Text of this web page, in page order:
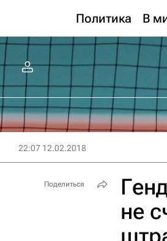
Политика В
22:07 12.02.2018
не
Поделиться